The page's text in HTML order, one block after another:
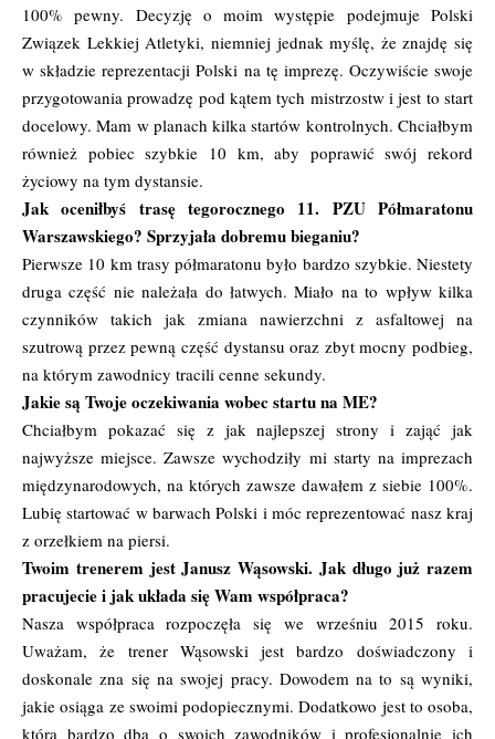
100% pewny. Decyzję o moim występie podejmuje Polski
Związek Lekkiej Atletyki, niemniej jednak myślę, że znajdę się
w składzie reprezentacji Polski na tę imprezę. Oczywiście swoje
przygotowania prowadzę pod kątem tych mistrzostw i jest to start
docelowy. Mam w planach kilka startów kontrolnych. Chciałbym
również pobiec szybkie 10 km, aby poprawić swój rekord
życiowy na tym dystansie.
Jak oceniłbyś trasę tegorocznego 11. PZU Półmaratonu
Warszawskiego? Sprzyjała dobremu bieganiu?
Pierwsze 10 km trasy półmaratonu było bardzo szybkie. Niestety
druga część nie należała do łatwych. Miało na to wpływ kilka
czynników takich jak zmiana nawierzchni z asfaltowej na
szutrową przez pewną część dystansu oraz zbyt mocny podbieg,
na którym zawodnicy tracili cenne sekundy.
Jakie są Twoje oczekiwania wobec startu na ME?
Chciałbym pokazać się z jak najlepszej strony i zająć jak
najwyższe miejsce. Zawsze wychodziły mi starty na imprezach
międzynarodowych, na których zawsze dawałem z siebie 100%.
Lubię startować w barwach Polski i móc reprezentować nasz kraj
z orzełkiem na piersi.
Twoim trenerem jest Janusz Wąsowski. Jak długo już razem
pracujecie i jak układa się Wam współpraca?
Nasza współpraca rozpoczęła się we wrześniu 2015 roku.
Uważam, że trener Wąsowski jest bardzo doświadczony i
doskonale zna się na swojej pracy. Dowodem na to są wyniki,
jakie osiąga ze swoimi podopiecznymi. Dodatkowo jest to osoba,
która bardzo dba o swoich zawodników i profesjonalnie ich